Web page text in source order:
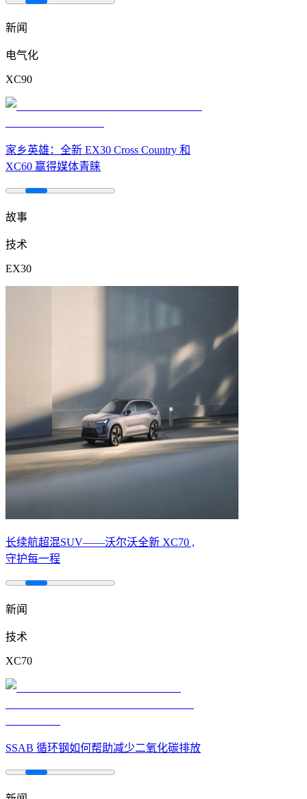
新闻
电气化
XC90
家乡英雄：全新 EX30 Cross Country 和
XC60 赢得媒体青睐
故事
技术
EX30
长续航超混SUV——沃尔沃全新 XC70 ,
守护每一程
新闻
技术
XC70
SSAB 循环钢如何帮助减少二氧化碳排放